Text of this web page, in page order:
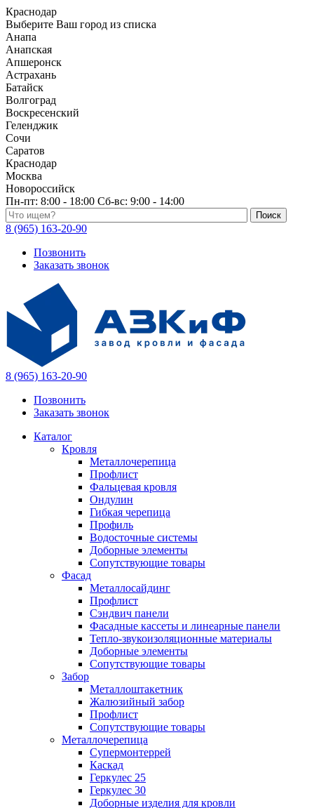
Краснодар
Выберите Ваш город из списка
Анапа
Анапская
Апшеронск
Астрахань
Батайск
Волгоград
Воскресенский
Геленджик
Сочи
Саратов
Краснодар
Москва
Новороссийск
Пн-пт: 8:00 - 18:00 Сб-вс: 9:00 - 14:00
Поиск по каталогу
8 (965) 163-20-90
Позвонить
Заказать звонок
8 (965) 163-20-90
Позвонить
Заказать звонок
Каталог
Кровля
Металлочерепица
Профлист
Фальцевая кровля
Ондулин
Гибкая черепица
Профиль
Водосточные системы
Доборные элементы
Сопутствующие товары
Фасад
Металлосайдинг
Профлист
Сэндвич панели
Фасадные кассеты и линеарные панели
Тепло-звукоизоляционные материалы
Доборные элементы
Сопутствующие товары
Забор
Металлоштакетник
Жалюзийный забор
Профлист
Сопутствующие товары
Металлочерепица
Супермонтеррей
Каскад
Геркулес 25
Геркулес 30
Доборные изделия для кровли